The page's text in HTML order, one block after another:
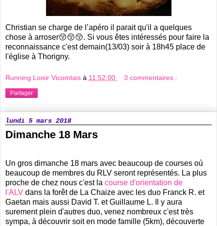
Christian se charge de l’apéro il parait qu'il a quelques
chose à arroser😚😚😚. Si vous êtes intéressés pour faire la
reconnaissance c'est demain(13/03) soir à 18h45 place de
l'église à Thorigny.
Running Loisir Vicomtais à 11:52:00 3 commentaires :
Partager
lundi 5 mars 2018
Dimanche 18 Mars
Un gros dimanche 18 mars avec beaucoup de courses où
beaucoup de membres du RLV seront représentés. La plus
proche de chez nous c'est la course d'orientation de
l'ALV dans la forêt de La Chaize avec les duo Franck R. et
Gaetan mais aussi David T. et Guillaume L. Il y aura
surement plein d'autres duo, venez nombreux c'est très
sympa, à découvrir soit en mode famille (5km), découverte